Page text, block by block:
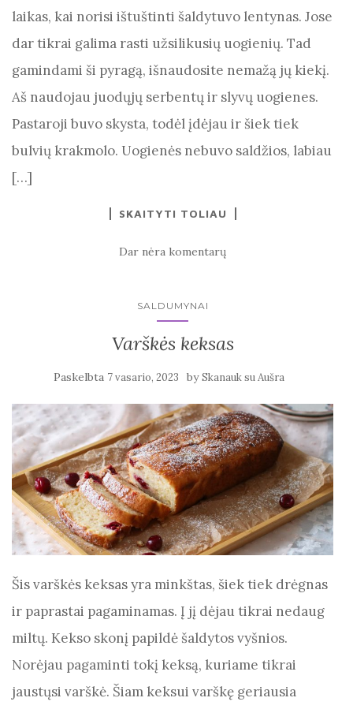
laikas, kai norisi ištuštinti šaldytuvo lentynas. Jose
dar tikrai galima rasti užsilikusių uogienių. Tad
gamindami ši pyragą, išnaudosite nemažą jų kiekį.
Aš naudojau juodųjų serbentų ir slyvų uogienes.
Pastaroji buvo skysta, todėl įdėjau ir šiek tiek
bulvių krakmolo. Uogienės nebuvo saldžios, labiau
[…]
SKAITYTI TOLIAU
Dar nėra komentarų
SALDUMYNAI
Varškės keksas
Paskelbta 7 vasario, 2023 bySkanauk su Aušra
Šis varškės keksas yra minkštas, šiek tiek drėgnas
ir paprastai pagaminamas. Į jį dėjau tikrai nedaug
miltų. Kekso skonį papildė šaldytos vyšnios.
Norėjau pagaminti tokį keksą, kuriame tikrai
jaustųsi varškė. Šiam keksui varškę geriausia